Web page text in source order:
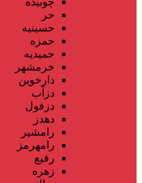
حر
حسینیه
حمزه
حمیدیه
خرمشهر
دارخوین
دزآب
دزفول
دهدز
رامشیر
رامهرمز
رفیع
زهره